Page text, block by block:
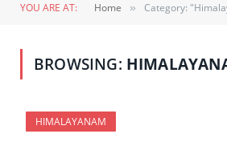
YOU ARE AT: Home » Category:
BROWSING:
HIMALAYANAM